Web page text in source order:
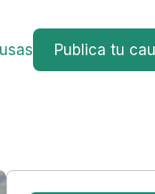
Publica tu